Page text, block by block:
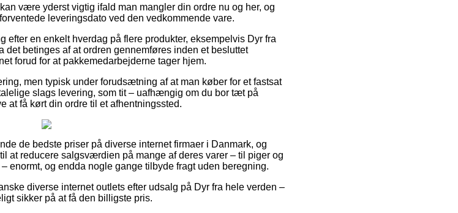
være yderst vigtig ifald man mangler din ordre nu og her, og
leveringsdato ved den vedkommende vare.
efter en enkelt hverdag på flere produkter, eksempelvis Dyr fra
betinges af at ordren gennemføres inden et besluttet
forud for at pakkemedarbejderne tager hjem.
men typisk under forudsætning af at man køber for et fastsat
slags levering, som tit – uafhængig om du bor tæt på
få kørt din ordre til et afhentningssted.
de bedste priser på diverse internet firmaer i Danmark, og
at reducere salgsværdien på mange af deres varer – til piger og
enormt, og endda nogle gange tilbyde fragt uden beregning.
diverse internet outlets efter udsalg på Dyr fra hele verden –
sikker på at få den billigste pris.